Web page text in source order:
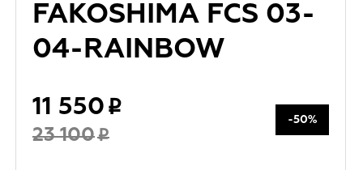
FAKOSHIMA FCS 03-
04-RAINBOW
11 550
23 100
-50%